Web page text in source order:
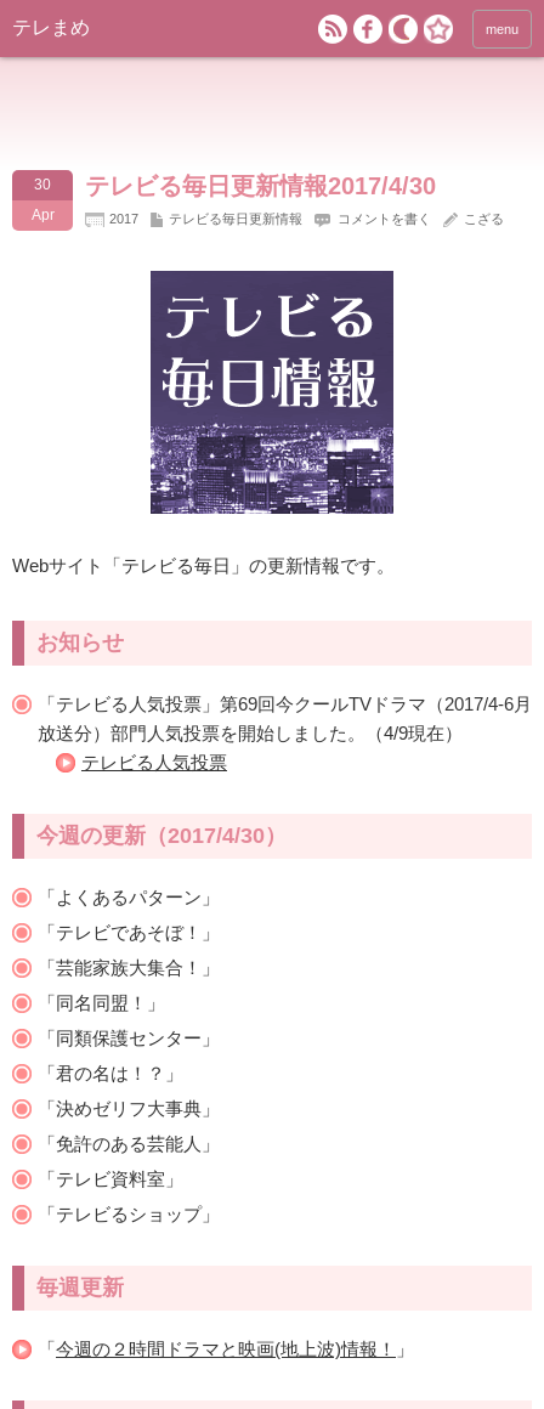
テレまめ menu
30
Apr
テレビる毎日更新情報2017/4/30
2017 テレビる毎日更新情報 コメントを書く こざる
Webサイト「テレビる毎日」の更新情報です。
お知らせ
「テレビる人気投票」第69回今クールTVドラマ（2017/4-6月
放送分）部門人気投票を開始しました。（4/9現在）
テレビる人気投票
今週の更新（2017/4/30）
「よくあるパターン」
「テレビであそぼ！」
「芸能家族大集合！」
「同名同盟！」
「同類保護センター」
「君の名は！？」
「決めゼリフ大事典」
「免許のある芸能人」
「テレビ資料室」
「テレビるショップ」
毎週更新
「今週の２時間ドラマと映画(地上波)情報！ 」